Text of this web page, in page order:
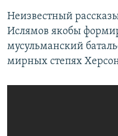
Неизвестный
Ислямов якобы
мусульманский
мирных степях